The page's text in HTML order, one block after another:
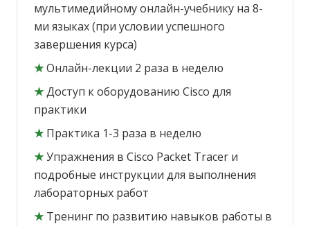
мультимедийному онлайн-учебнику на 8-
ми языках (при условии успешного
завершения курса)
★Онлайн-лекции 2 раза в неделю
★Доступ к оборудованию Cisco для
практики
★ Практика 1-3 раза в неделю
★Упражнения в Cisco Packet Tracer и
подробные инструкции для выполнения
лабораторных работ
★ Тренинг по развитию навыков работы в